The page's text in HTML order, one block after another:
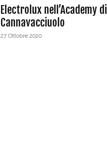
Electrolux nell’Academy di
Cannavacciuolo
27 Ottobre 2020